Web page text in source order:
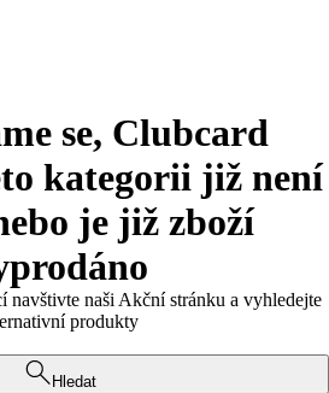
se, Clubcard
kategorii již není
je již zboží
navštivte naši Akční stránku a vyhledejte
produkty
Hledat